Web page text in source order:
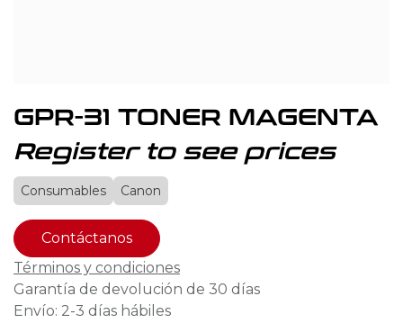
GPR-31 TONER MAGENTA
Register to see prices
Consumables Canon
Contáctanos
Términos y condiciones
Garantía de devolución de 30 días
Envío: 2-3 días hábiles